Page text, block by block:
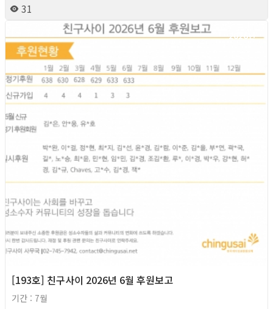
31
2026년
[193호] 친구사이 2026년 6월 후원보고
기간 : 7월